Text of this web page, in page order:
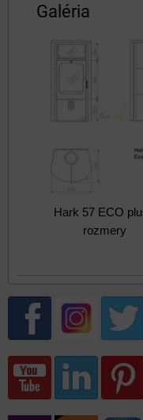
Galéria
Hark 57 ECO
rozmery